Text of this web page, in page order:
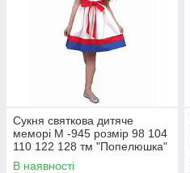
Сукня святкова дитяче
меморі М -945 розмір 98 104
110 122 128 тм "Попелюшка"
В наявності